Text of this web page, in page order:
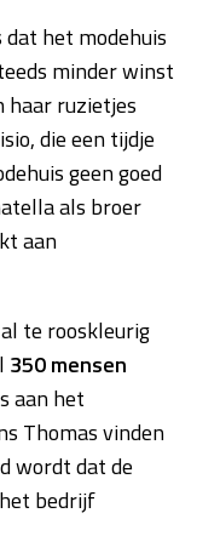
het modehuis
minder winst
haar ruzietjes
die een tijdje
geen goed
als broer
aan
te rooskleurig
350 mensen
aan het
Thomas vinden
wordt dat de
bedrijf